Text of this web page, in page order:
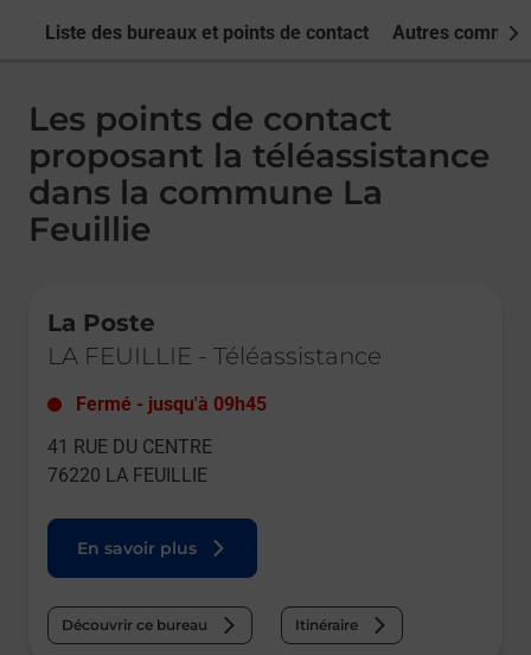
Liste des bureaux et points de contact Autres
Les points de contact
proposant la téléassistance
dans la commune La
Feuillie
La Poste
LA FEUILLIE - Téléassistance
Fermé - jusqu'à 09h45
41 RUE DU CENTRE
76220 LA FEUILLIE
En savoir plus
Découvrir ce bureau Itinéraire